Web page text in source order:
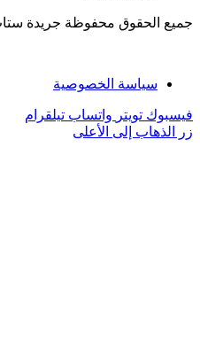
جميع الحقوق محفوظة جريدة ستات
سياسة الخصوصية
فيسبوك تويتر واتساب تيلقرام
زر الذهاب إلى الأعلى